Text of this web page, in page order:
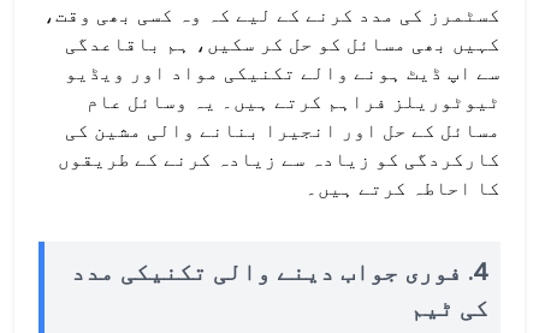
کسٹمرز کی مدد کرنے کے لیے کہ وہ کسی بھی وقت،
کہیں بھی مسائل کو حل کر سکیں، ہم باقاعدگی
سے اپ ڈیٹ ہونے والے تکنیکی مواد اور ویڈیو
ٹیوٹوریلز فراہم کرتے ہیں۔ یہ وسائل عام
مسائل کے حل اور انجیرا بنانے والی مشین کی
کارکردگی کو زیادہ سے زیادہ کرنے کے طریقوں
کا احاطہ کرتے ہیں۔
4. فوری جواب دینے والی تکنیکی مدد
کی ٹیم